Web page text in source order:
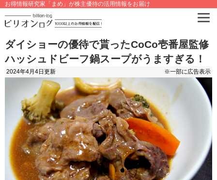
お得情報研究家「まめ」が株主優待の活用情報をお届け
ダイショーの優待で貰ったCoCo壱番屋監修
ハッシュドビーフ鍋スープがうますぎる！
2024年4月4日 更新 ※一部に広告表示